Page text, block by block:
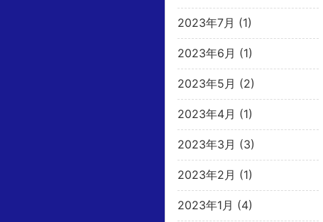
2023年7月 (1)
2023年6月 (1)
2023年5月 (2)
2023年4月 (1)
2023年3月 (3)
2023年2月 (1)
2023年1月 (4)